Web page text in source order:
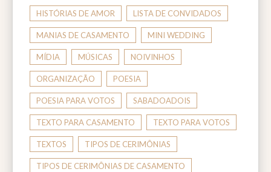
HISTÓRIAS DE AMOR LISTA DE CONVIDADOS
MANIAS DE CASAMENTO MINI WEDDING
MÍDIA MÚSICAS NOIVINHOS
ORGANIZAÇÃO POESIA
POESIA PARA VOTOS SABADOADOIS
TEXTO PARA CASAMENTO TEXTO PARA VOTOS
TEXTOS TIPOS DE CERIMÔNIAS
TIPOS DE CERIMÔNIAS DE CASAMENTO